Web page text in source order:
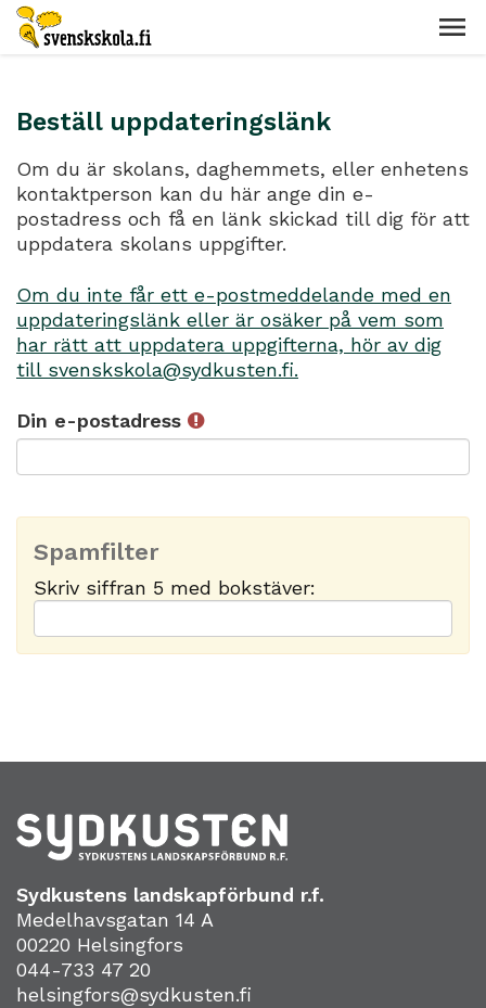
Beställ uppdateringslänk
Om du är skolans, daghemmets, eller enhetens
kontaktperson kan du här ange din e-
postadress och få en länk skickad till dig för att
uppdatera skolans uppgifter.
Om du inte får ett e-postmeddelande med en
uppdateringslänk eller är osäker på vem som
har rätt att uppdatera uppgifterna, hör av dig
till svenskskola@sydkusten.fi.
Din e-postadress
Spamfilter
Skriv siffran 5 med bokstäver:
Sydkustens landskapförbund r.f.
Medelhavsgatan 14 A
00220 Helsingfors
044-733 47 20
helsingfors@sydkusten.fi